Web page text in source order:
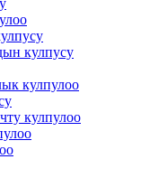
кулпусу
кулпулоо
кулпулоо